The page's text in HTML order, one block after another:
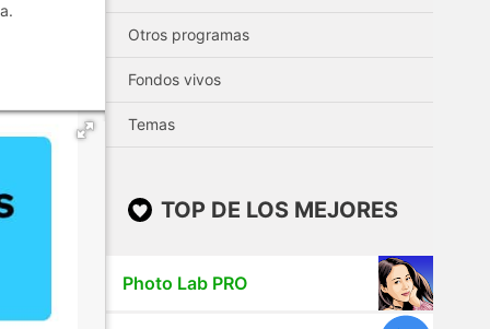
Otros programas
Fondos vivos
Temas
TOP DE LOS MEJORES
Photo Lab PRO